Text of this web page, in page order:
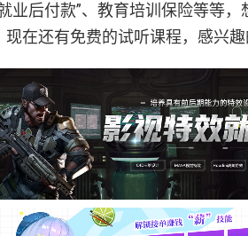
业后付款”、教育培训保险等等
在还有免费的试听课程，感兴趣